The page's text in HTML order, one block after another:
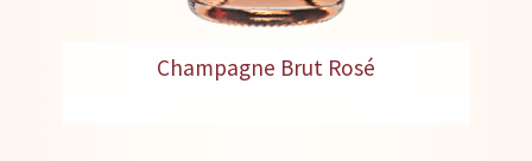
Champagne Brut Rosé